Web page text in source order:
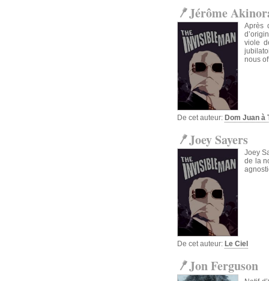
Jérôme
Après
viole
nous
De cet auteur: Dom Juan à
Joey Sayers
Joey
de la
De cet auteur: Le Ciel
Jon Ferguson